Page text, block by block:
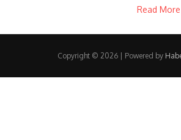
Read More
Copyright © 2026 | Powered by